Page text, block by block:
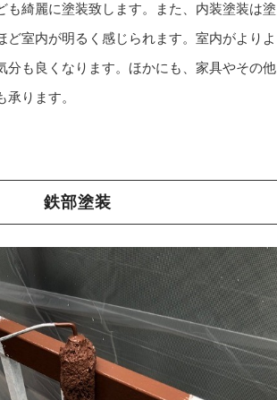
も綺麗に塗装致します。また、内装塗装は塗
ど室内が明るく感じられます。室内がよりよ
分も良くなります。ほかにも、家具やその他
ります。
鉄部塗装